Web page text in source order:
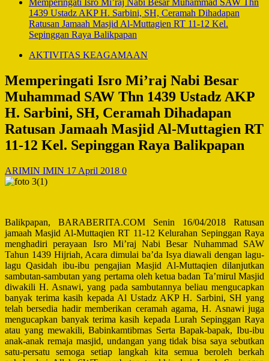
Memperingati Isro Mi’raj Nabi Besar Muhammad SAW Thn
1439 Ustadz AKP H. Sarbini, SH, Ceramah Dihadapan
Ratusan Jamaah Masjid Al-Muttagien RT 11-12 Kel.
Sepinggan Raya Balikpapan
AKTIVITAS KEAGAMAAN
Memperingati Isro Mi’raj Nabi Besar
Muhammad SAW Thn 1439 Ustadz AKP
H. Sarbini, SH, Ceramah Dihadapan
Ratusan Jamaah Masjid Al-Muttagien RT
11-12 Kel. Sepinggan Raya Balikpapan
ARIMIN IMIN 17 April 2018 0
Balikpapan, BARABERITA.COM Senin 16/04/2018 Ratusan
jamaah Masjid Al-Muttaqien RT 11-12 Kelurahan Sepinggan Raya
menghadiri perayaan Isro Mi’raj Nabi Besar Nuhammad SAW
Tahun 1439 Hijriah, Acara dimulai ba’da Isya diawali dengan lagu-
lagu Qasidah ibu-ibu pengajian Masjid Al-Muttaqien dilanjutkan
sambutan-sambutan yang pertama oleh ketua badan Ta’mirul Masjid
diwakili H. Asnawi, yang pada sambutannya beliau mengucapkan
banyak terima kasih kepada Al Ustadz AKP H. Sarbini, SH yang
telah bersedia hadir memberikan ceramah agama, H. Asnawi juga
mengucapkan banyak terima kasih kepada Lurah Sepinggan Raya
atau yang mewakili, Babinkamtibmas Serta Bapak-bapak, Ibu-ibu
anak-anak remaja masjid, undangan yang tidak bisa saya sebutkan
satu-persatu semoga setiap langkah kita semua beroleh berkah